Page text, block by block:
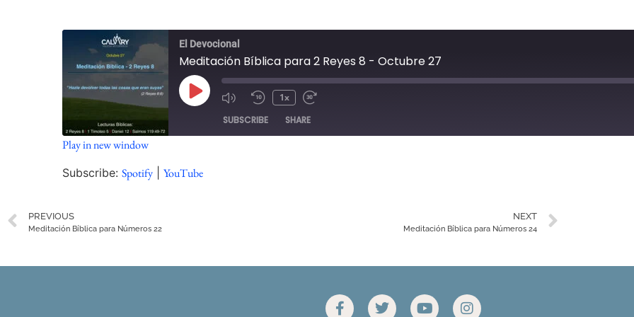
El Devocional
Meditación Bíblica para 2 Reyes 8 - Octubre 27
1x
SUBSCRIBE SHARE
SHARE
EMBED
Play in new window
Subscribe:Spotify |YouTube
PREVIOUS
Meditación Bíblica para Números 22
NEXT
Meditación Bíblica para Números 24